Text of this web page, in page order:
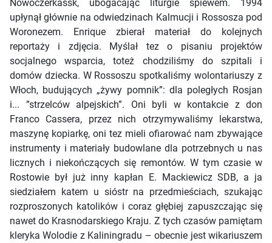
Nowoczerkassk, ubogacając liturgie śpiewem. 1994
upłynął głównie na odwiedzinach Kalmucji i Rossosza pod
Woronezem. Enrique zbierał materiał do kolejnych
reportaży i zdjęcia. Myślał tez o pisaniu projektów
socjalnego wsparcia, toteż chodziliśmy do szpitali i
domów dziecka. W Rossoszu spotkaliśmy wolontariuszy z
Włoch, budujących „żywy pomnik”: dla poległych Rosjan
i... ”strzelców alpejskich”. Oni byli w kontakcie z don
Franco Cassera, przez nich otrzymywaliśmy lekarstwa,
maszynę kopiarkę, oni tez mieli ofiarować nam zbywające
instrumenty i materiały budowlane dla potrzebnych u nas
licznych i niekończących się remontów. W tym czasie w
Rostowie był już inny kapłan E. Mackiewicz SDB, a ja
siedziałem katem u sióstr na przedmieściach, szukając
rozproszonych katolików i coraz głębiej zapuszczając się
nawet do Krasnodarskiego Kraju. Z tych czasów pamiętam
kleryka Wolodie z Kaliningradu – obecnie jest wikariuszem